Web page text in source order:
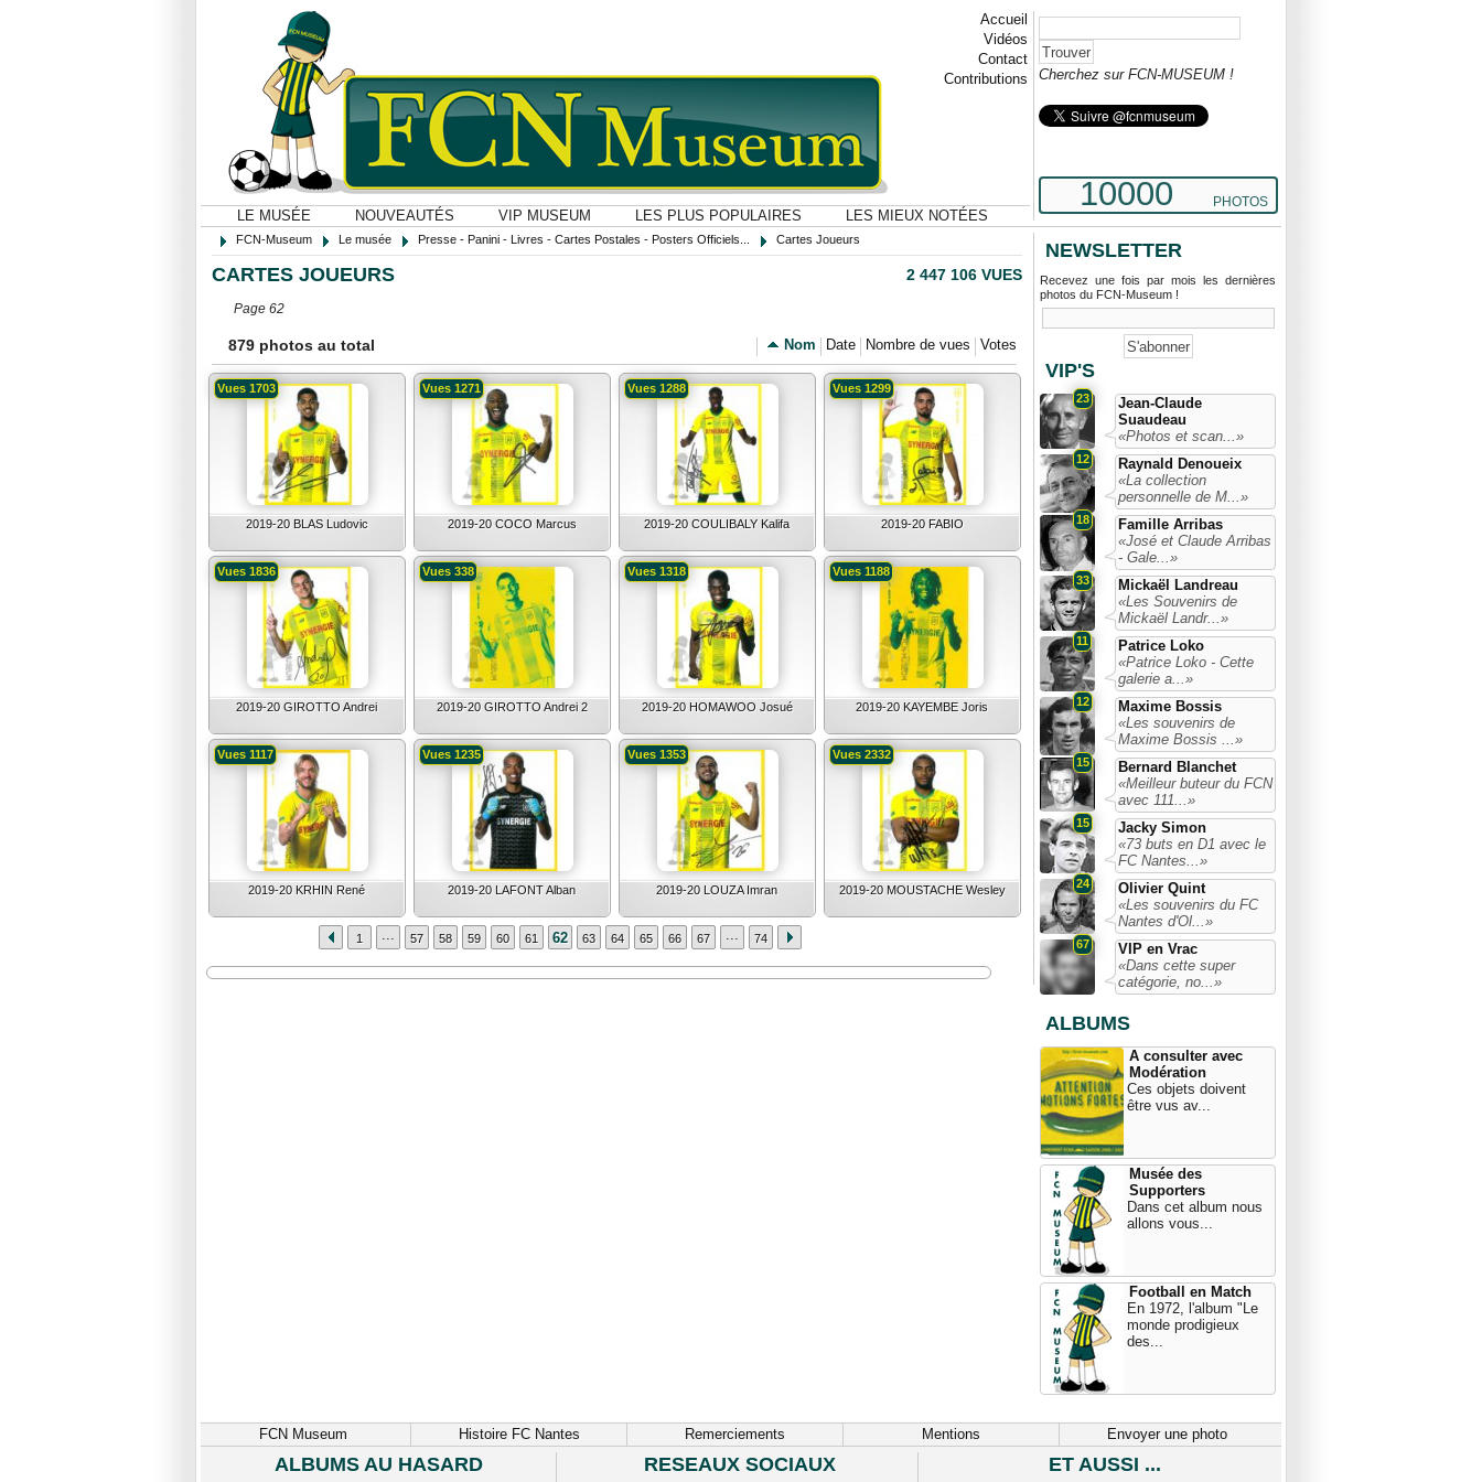
Accueil
Vidéos
Contact
Contributions
LE MUSÉE NOUVEAUTÉS VIP MUSEUM LES PLUS POPULAIRES LES MIEUX NOTÉES
Cherchez sur FCN-MUSEUM !
10000 PHOTOS
FCN-Museum Le musée Presse - Panini - Livres - Cartes Postales - Posters Officiels... Cartes Joueurs
CARTES JOUEURS 2 447 106 VUES
Page 62
879 photos au total Votes
Nombre de vues
Date
Nom
2019-20 BLAS Ludovic
Vues 1703
2019-20 COCO Marcus
Vues 1271
2019-20 COULIBALY Kalifa
Vues 1288
2019-20 FABIO
Vues 1299
2019-20 GIROTTO Andrei
Vues 1836
2019-20 GIROTTO Andrei 2
Vues 338
2019-20 HOMAWOO Josué
Vues 1318
2019-20 KAYEMBE Joris
Vues 1188
2019-20 KRHIN René
Vues 1117
2019-20 LAFONT Alban
Vues 1235
2019-20 LOUZA Imran
Vues 1353
2019-20 MOUSTACHE Wesley
Vues 2332
1 ... 57 58 59 60 61 62 63 64 65 66 67 ... 74
NEWSLETTER
Recevez une fois par mois les dernières
photos du FCN-Museum !
VIP'S
23
Jean-Claude
Suaudeau
«Photos et scan...»
12
Raynald Denoueix
«La collection
personnelle de M...»
18
Famille Arribas
«José et Claude Arribas
- Gale...»
33
Mickaël Landreau
«Les Souvenirs de
Mickaël Landr...»
11
Patrice Loko
«Patrice Loko - Cette
galerie a...»
12
Maxime Bossis
«Les souvenirs de
Maxime Bossis ...»
15
Bernard Blanchet
«Meilleur buteur du FCN
avec 111...»
15
Jacky Simon
«73 buts en D1 avec le
FC Nantes...»
24
Olivier Quint
«Les souvenirs du FC
Nantes d'Ol...»
67
VIP en Vrac
«Dans cette super
catégorie, no...»
ALBUMS
A consulter avec
Modération
Ces objets doivent
être vus av...
Musée des
Supporters
Dans cet album nous
allons vous...
Football en Match
En 1972, l'album "Le
monde prodigieux
des...
FCN Museum Histoire FC Nantes Remerciements Mentions Envoyer une photo
ALBUMS AU HASARD RESEAUX SOCIAUX ET AUSSI ...